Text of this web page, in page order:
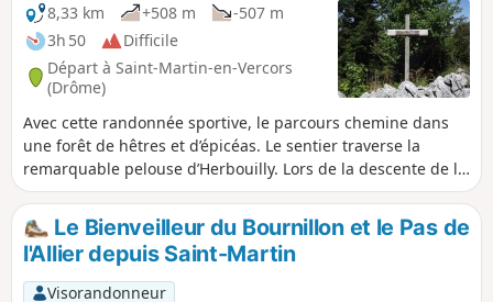
8,33 km
+508 m
-507 m
3h 50
Difficile
Départ à Saint-Martin-en-Vercors
(Drôme)
Avec cette randonnée sportive, le parcours chemine dans
une forêt de hêtres et d’épicéas. Le sentier traverse la
remarquable pelouse d’Herbouilly. Lors de la descente de la
Sambue nous avons aperçu un chevreuil. De belles vues sur
la vallée de Saint-Martin, du plateau de Font d’Urle, de la
Grande Moucherolle s’offrent à notre regard et à ne pas
manquer la Vierge du Vercors.
Le Bienveilleur du Bournillon et le Pas de
l'Allier depuis Saint-Martin
Visorandonneur